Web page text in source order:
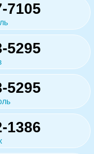
7105
5295
5295
1386